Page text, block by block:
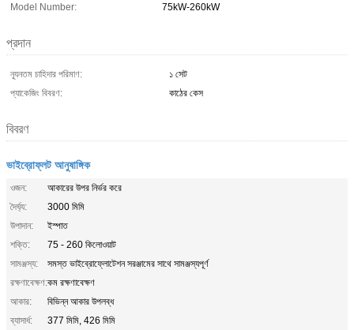
Model Number:
75kW-260kW
প্রদান
ন্যূনতম চাহিদার পরিমাণ:
১ সেট
প্যাকেজিং বিবরণ:
কাঠের কেস
বিবরণ
ভাইব্রোফ্লট আনুষাঙ্গিক
ওজন:
আকারের উপর নির্ভর করে
দৈর্ঘ্য:
3000 মিমি
উপাদান:
ইস্পাত
শক্তি:
75 - 260 কিলোওয়াট
সামঞ্জস্য:
সমস্ত ভাইব্রোফ্লোটেশন সরঞ্জামের সাথে সামঞ্জস্যপূর্ণ
রক্ষণাবেক্ষণ:কম রক্ষণাবেক্ষণ
আকার:
বিভিন্ন আকার উপলব্ধ
ব্যাসার্ধ:
377 মিমি, 426 মিমি